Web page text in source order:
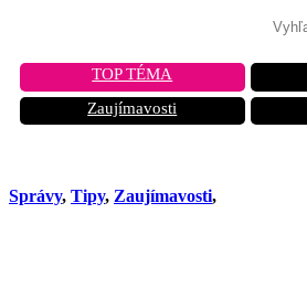
TOP TÉMA
Zaujímavosti
Správy, Tipy, Zaujímavosti,